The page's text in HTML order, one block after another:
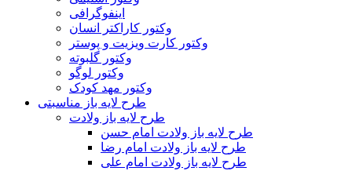
اینفوگرافی
وکتور کاراکتر انسان
وکتور کارت ویزیت و پوستر
وکتور گلبوته
وکتور لوگو
وکتور مهد کودک
طرح لایه باز مناسبتی
طرح لایه باز ولادت
طرح لایه باز ولادت امام حسن
طرح لایه باز ولادت امام رضا
طرح لایه باز ولادت امام علی